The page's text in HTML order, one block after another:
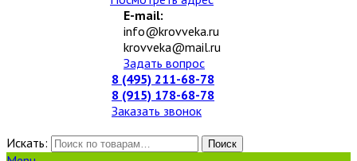
E-mail:
info@krovveka.ru
krovveka@mail.ru
Задать вопрос
8 (495) 211-68-78
8 (915) 178-68-78
Заказать звонок
Искать:
Поиск